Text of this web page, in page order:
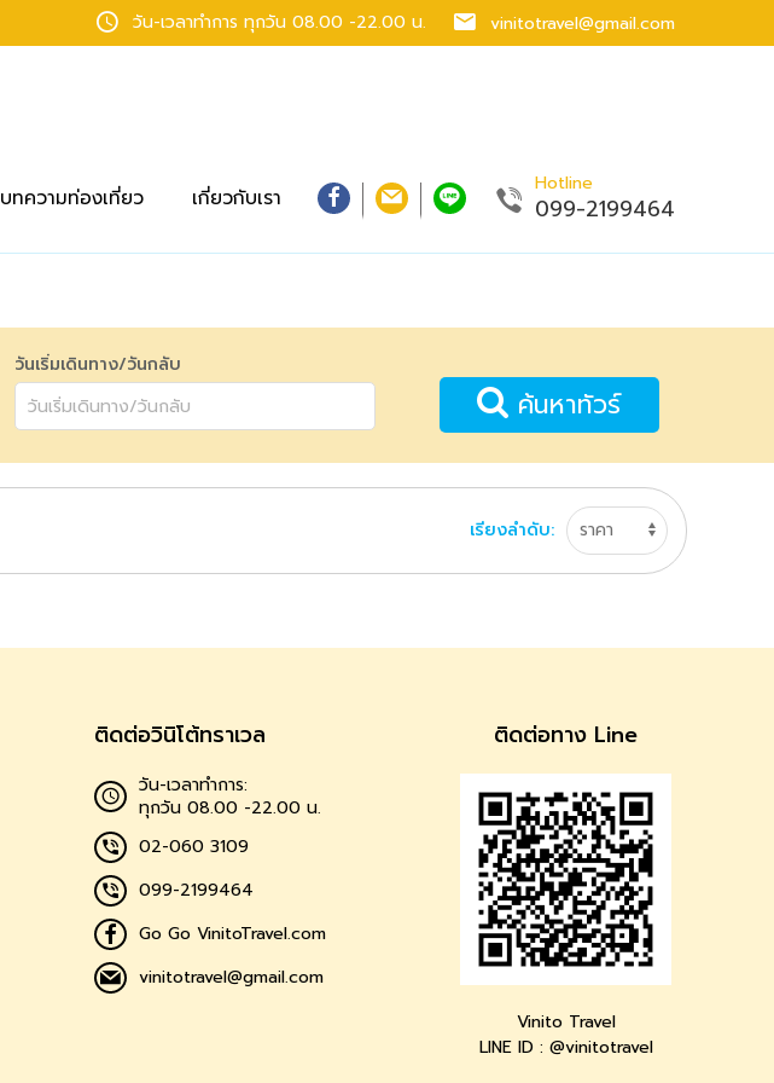
วัน-เวลาทำการ ทุกวัน 08.00 -22.00 น. vinitotravel@gmail.com
บทความท่องเที่ยว เกี่ยวกับเรา
Hotline
099-2199464
วันเริ่มเดินทาง/วันกลับ
ค้นหาทัวร์
เรียงลำดับ:
ติดต่อวินิโต้ทราเวล
วัน-เวลาทำการ:
ทุกวัน 08.00 -22.00 น.
02-060 3109
099-2199464
Go Go VinitoTravel.com
vinitotravel@gmail.com
ติดต่อทาง Line
Vinito Travel
LINE ID : @vinitotravel